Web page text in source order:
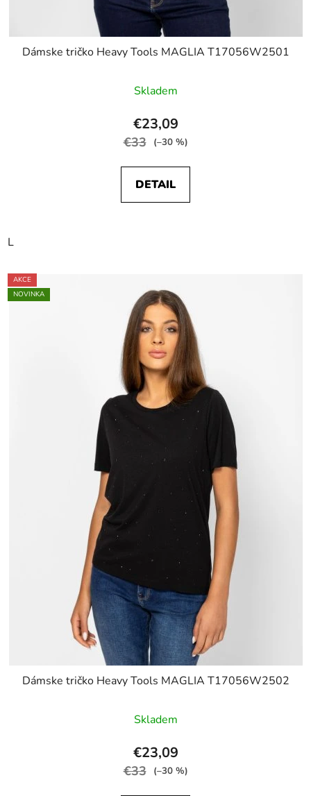
Dámske tričko Heavy Tools MAGLIA T17056W2501
Skladem
€23,09
€33 (–30 %)
DETAIL
L
AKCE
NOVINKA
Dámske tričko Heavy Tools MAGLIA T17056W2502
Skladem
€23,09
€33 (–30 %)